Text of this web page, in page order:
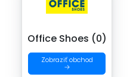
Office Shoes (0)
Zobraziť obchod
→